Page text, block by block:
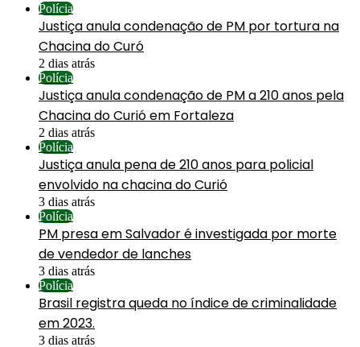
Polícia
Justiça anula condenação de PM por tortura na
Chacina do Curó
2 dias atrás
Polícia
Justiça anula condenação de PM a 210 anos pela
Chacina do Curió em Fortaleza
2 dias atrás
Polícia
Justiça anula pena de 210 anos para policial
envolvido na chacina do Curió
3 dias atrás
Polícia
PM presa em Salvador é investigada por morte
de vendedor de lanches
3 dias atrás
Polícia
Brasil registra queda no índice de criminalidade
em 2023.
3 dias atrás